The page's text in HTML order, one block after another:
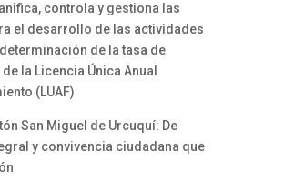
controla y gestiona las
el desarrollo de las actividades
de la tasa de
la Licencia Única Anual
(LUAF)
San Miguel de Urcuquí: De
y convivencia ciudadana que